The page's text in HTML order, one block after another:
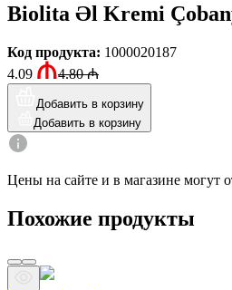
Biolita Əl Kremi
Код продукта: 1000020187
4.09
4.80₼
Добавить в корзину
Добавить в корзину
Цены на сайте и в магазине могут
Похожие продукты